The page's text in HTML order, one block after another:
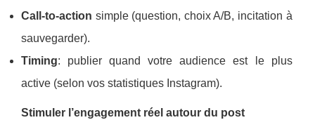
Call-to-action simple (question, choix A/B, incitation à
sauvegarder).
Timing: publier quand votre audience est le plus
active (selon vos statistiques Instagram).
Stimuler l’engagement réel autour du post